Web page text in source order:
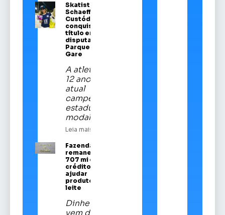
Skatista Alice
Schaeffer
Custódio
conquista
título em
disputa no
Parque da
Gare
A atleta de
12 anos é a
atual
campeã
estadual da
modalidade
Leia mais
Fazenda
remaneja R$
707 mi em
crédito para
ajudar
produtores de
leite
Dinheiro
vem do